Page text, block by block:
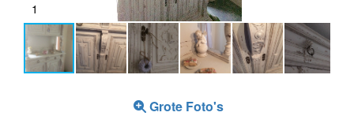
12
Grote Foto's